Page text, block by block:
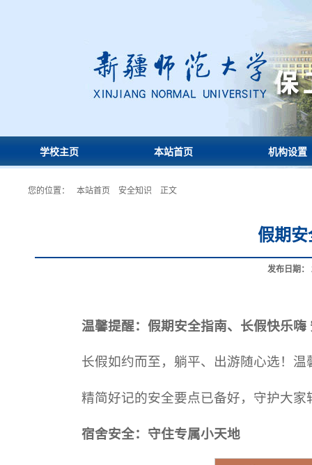
学校主页 本站首页 机构设置
您的位置： 本站首页 安全知识 正文
假期
发布日期：
温馨提醒：假期安全指南、 长假快乐嗨
长假如约而至，躺平、出游随心选！温
精简好记的安全要点已备好，守护大家
宿舍安全：守住专属小天地